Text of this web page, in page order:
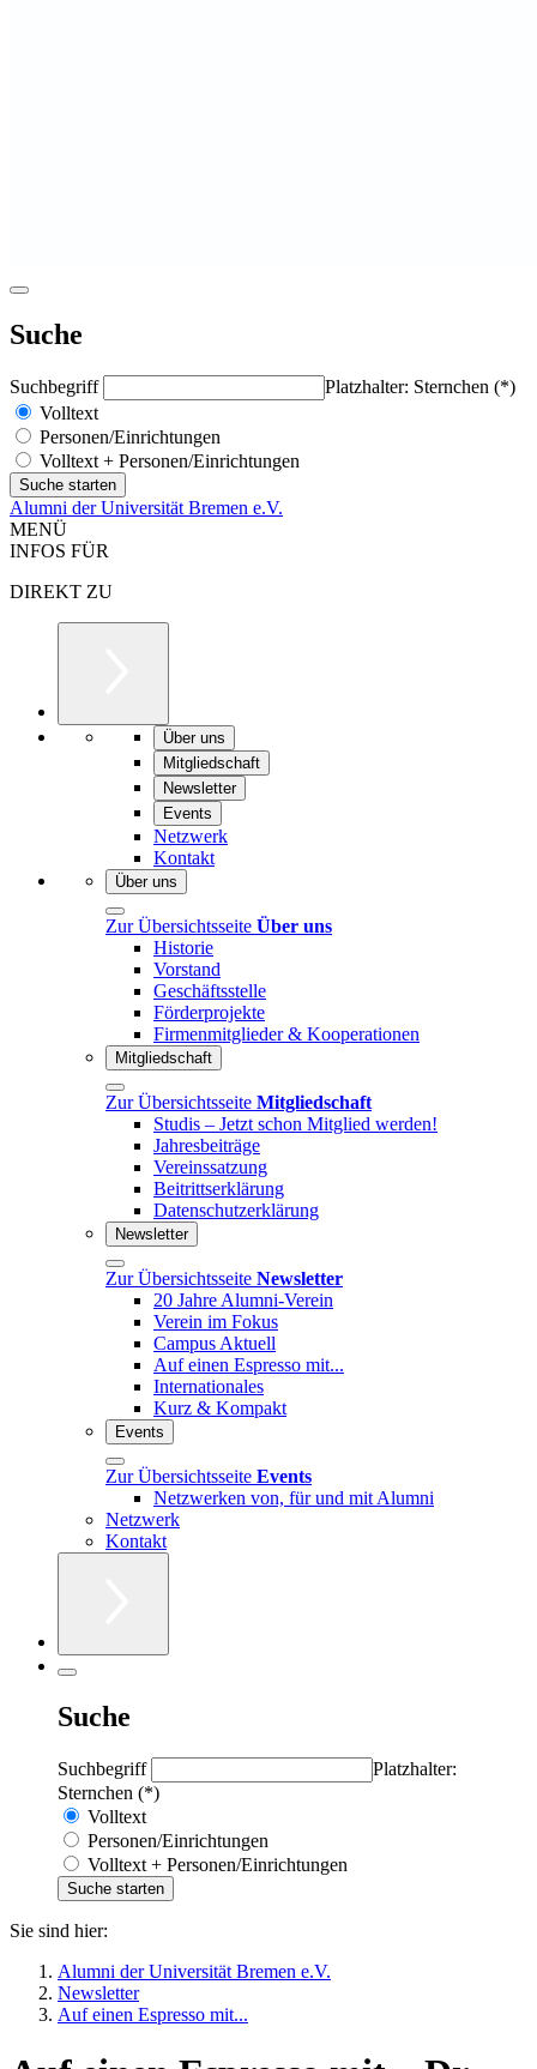
Suche
Suchbegriff
Platzhalter: Sternchen (*)
Volltext
Personen/Einrichtungen
Volltext + Personen/Einrichtungen
Alumni der Universität Bremen e.V.
MENÜ
INFOS FÜR
DIREKT ZU
Über uns
Mitgliedschaft
Newsletter
Events
Netzwerk
Kontakt
Über uns
Zur Übersichtsseite Über uns
Historie
Vorstand
Geschäftsstelle
Förderprojekte
Firmenmitglieder & Kooperationen
Mitgliedschaft
Zur Übersichtsseite Mitgliedschaft
Studis – Jetzt schon Mitglied werden!
Jahresbeiträge
Vereinssatzung
Beitrittserklärung
Datenschutzerklärung
Newsletter
Zur Übersichtsseite Newsletter
20 Jahre Alumni-Verein
Verein im Fokus
Campus Aktuell
Auf einen Espresso mit...
Internationales
Kurz & Kompakt
Events
Zur Übersichtsseite Events
Netzwerken von, für und mit Alumni
Netzwerk
Kontakt
Suche
Suchbegriff
Platzhalter:
Sternchen (*)
Volltext
Personen/Einrichtungen
Volltext + Personen/Einrichtungen
Sie sind hier:
Alumni der Universität Bremen e.V.
Newsletter
Auf einen Espresso mit...